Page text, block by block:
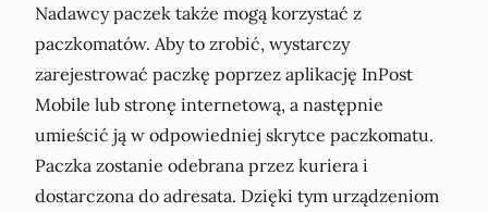
Nadawcy paczek także mogą korzystać z
paczkomatów. Aby to zrobić, wystarczy
zarejestrować paczkę poprzez aplikację InPost
Mobile lub stronę internetową, a następnie
umieścić ją w odpowiedniej skrytce paczkomatu.
Paczka zostanie odebrana przez kuriera i
dostarczona do adresata. Dzięki tym urządzeniom